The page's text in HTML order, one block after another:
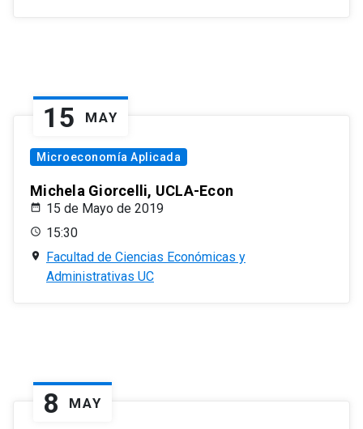
15 MAY
Microeconomía Aplicada
Michela Giorcelli, UCLA-Econ
15 de Mayo de 2019
15:30
Facultad de Ciencias Económicas y
Administrativas UC
8 MAY